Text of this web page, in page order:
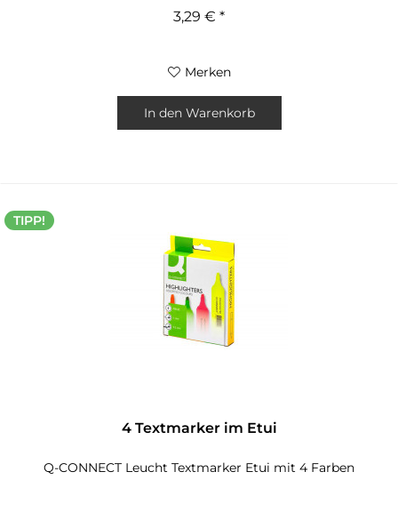
3,29 € *
Merken
In den Warenkorb
TIPP!
4 Textmarker im Etui
Q-CONNECT Leucht Textmarker Etui mit 4 Farben